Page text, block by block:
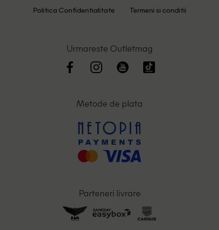
Politica Confidentialitate Termeni si conditii
Urmareste Outletmag
Metode de plata
Parteneri livrare